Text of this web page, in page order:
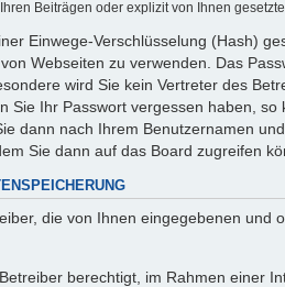
Beiträgen oder explizit von Ihnen
Einwege-Verschlüsselung (Hash)
Webseiten zu verwenden. Das
wird Sie kein Vertreter des
Sie Ihr Passwort vergessen haben,
dann nach Ihrem Benutzernamen
Sie dann auf das Board zugreifen
die von Ihnen eingegebenen
berechtigt, im Rahmen einer